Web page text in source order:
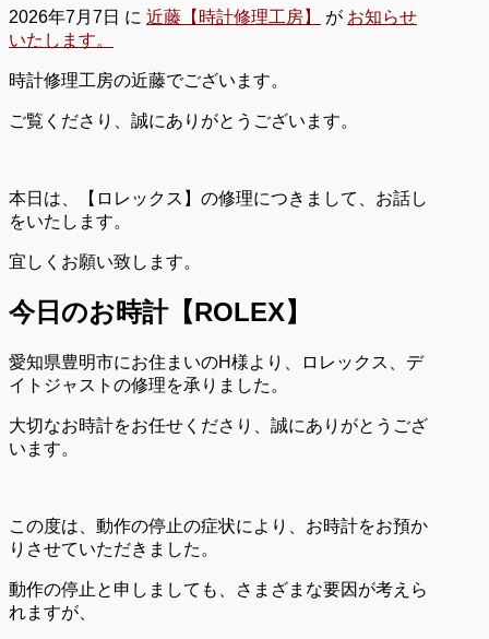
2026年7月7日 に 近藤【時計修理工房】 が お知らせ
いたします。
時計修理工房の近藤でございます。
ご覧くださり、誠にありがとうございます。
本日は、【ロレックス】の修理につきまして、お話し
をいたします。
宜しくお願い致します。
今日のお時計【ROLEX】
愛知県豊明市にお住まいのH様より、ロレックス、デ
イトジャストの修理を承りました。
大切なお時計をお任せくださり、誠にありがとうござ
います。
この度は、動作の停止の症状により、お時計をお預か
りさせていただきました。
動作の停止と申しましても、さまざまな要因が考えら
れますが、